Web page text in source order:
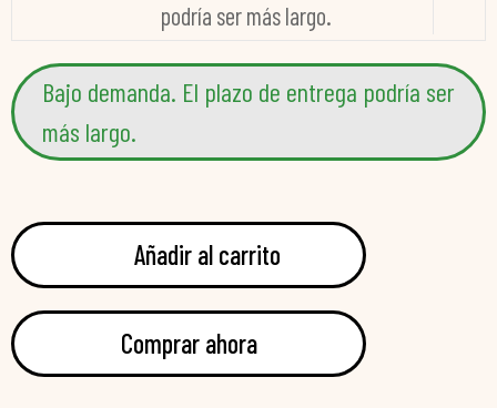
podría ser más largo.
Bajo demanda. El plazo de entrega podría ser
más largo.
Añadir al carrito
Comprar ahora